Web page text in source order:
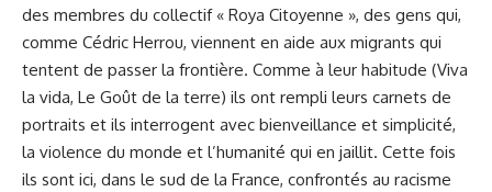
des membres du collectif « Roya Citoyenne », des gens qui,
comme Cédric Herrou, viennent en aide aux migrants qui
tentent de passer la frontière. Comme à leur habitude (Viva
la vida, Le Goût de la terre) ils ont rempli leurs carnets de
portraits et ils interrogent avec bienveillance et simplicité,
la violence du monde et l’humanité qui en jaillit. Cette fois
ils sont ici, dans le sud de la France, confrontés au racisme